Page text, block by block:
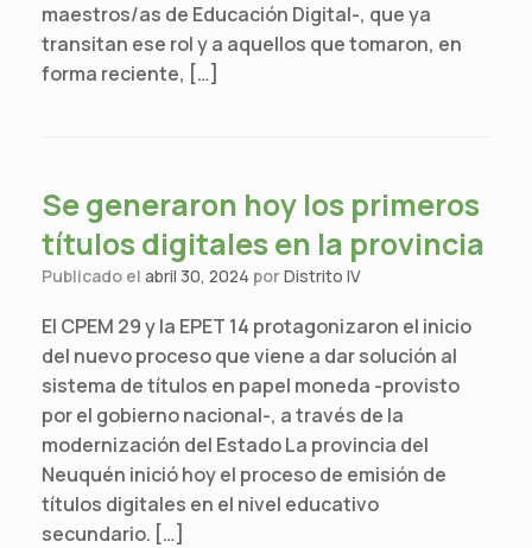
maestros/as de Educación Digital-, que ya
transitan ese rol y a aquellos que tomaron, en
forma reciente, […]
Se generaron hoy los primeros
títulos digitales en la provincia
Publicado el abril 30, 2024 porDistrito IV
El CPEM 29 y la EPET 14 protagonizaron el inicio
del nuevo proceso que viene a dar solución al
sistema de títulos en papel moneda -provisto
por el gobierno nacional-, a través de la
modernización del Estado La provincia del
Neuquén inició hoy el proceso de emisión de
títulos digitales en el nivel educativo
secundario. […]